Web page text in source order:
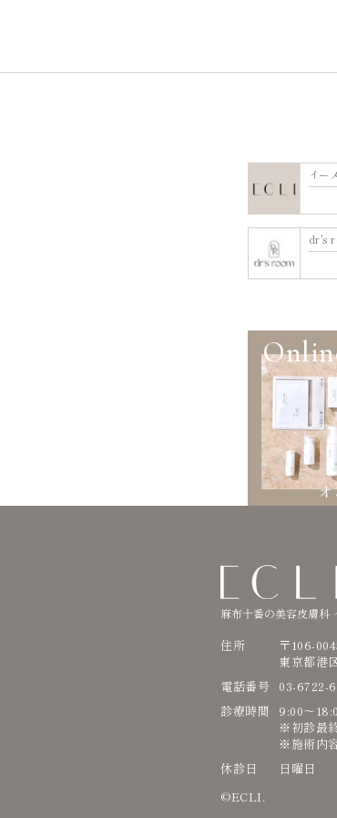
イー
dr's
麻布十番の美容皮膚科
住所
〒106-
東京都港
電話番号
03-6722-
診療時間
9:00〜
※初診最
※施術内
休診日
日曜日
©ECLI.